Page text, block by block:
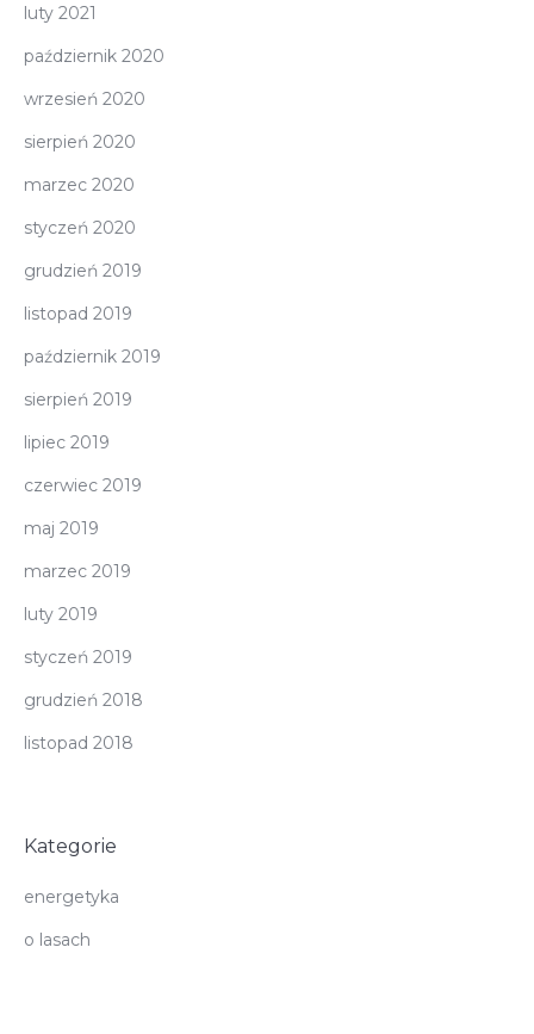
luty 2021
październik 2020
wrzesień 2020
sierpień 2020
marzec 2020
styczeń 2020
grudzień 2019
listopad 2019
październik 2019
sierpień 2019
lipiec 2019
czerwiec 2019
maj 2019
marzec 2019
luty 2019
styczeń 2019
grudzień 2018
listopad 2018
Kategorie
energetyka
o lasach